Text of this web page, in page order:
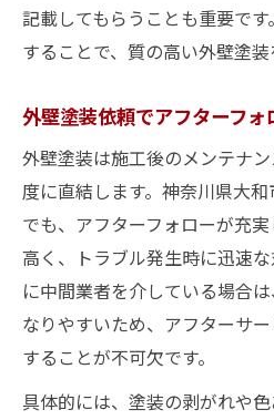
記載してもらうことも重要で
することで、質の高い外壁塗装
外壁塗装依頼でアフターフ
外壁塗装は施工後のメンテナ
度に直結します。神奈川県大
でも、アフターフォローが充
高く、トラブル発生時に迅速
に中間業者を介している場合
なりやすいため、アフターサ
することが不可欠です。
具体的には、塗装の剥がれや色